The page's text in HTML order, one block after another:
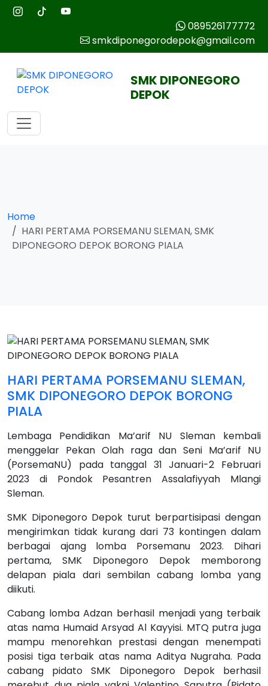
089526177772
smkdiponegorodepok@gmail.com
SMK DIPONEGORO
DEPOK
Home
HARI PERTAMA PORSEMANU SLEMAN, SMK
DIPONEGORO DEPOK BORONG PIALA
HARI PERTAMA PORSEMANU SLEMAN,
SMK DIPONEGORO DEPOK BORONG
PIALA
Lembaga Pendidikan Ma’arif NU Sleman kembali
menggelar Pekan Olah raga dan Seni Ma’arif NU
(PorsemaNU) pada tanggal 31 Januari-2 Februari
2023 di Pondok Pesantren Assalafiyyah Mlangi
Sleman.
SMK Diponegoro Depok turut berpartisipasi dengan
mengirimkan tidak kurang dari 73 kontingen dalam
berbagai ajang lomba Porsemanu 2023. Dihari
pertama, SMK Diponegoro Depok memborong
delapan piala dari sembilan cabang lomba yang
diikuti.
Cabang lomba Adzan berhasil menjadi yang terbaik
atas nama Humaid Arsyad Al Kayyisi. MTQ putra juga
mampu menorehkan prestasi dengan menempati
posisi tiga terbaik atas nama Aditya Nugraha. Pada
cabang pidato SMK Diponegoro Depok berhasil